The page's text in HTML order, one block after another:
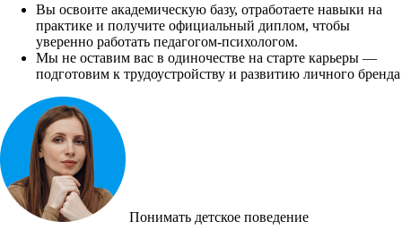
Вы освоите академическую базу, отработаете навыки на
практике и получите официальный диплом, чтобы
уверенно работать педагогом-психологом.
Мы не оставим вас в одиночестве на старте карьеры —
подготовим к трудоустройству и развитию личного бренда
Понимать детское поведение